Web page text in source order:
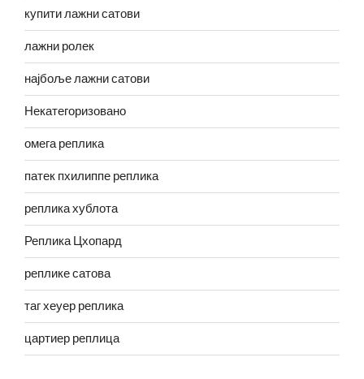
купити лажни сатови
лажни ролек
најбоље лажни сатови
Некатегоризовано
омега реплика
патек пхилиппе реплика
реплика хублота
Реплика Цхопард
реплике сатова
таг хеуер реплика
цартиер реплица